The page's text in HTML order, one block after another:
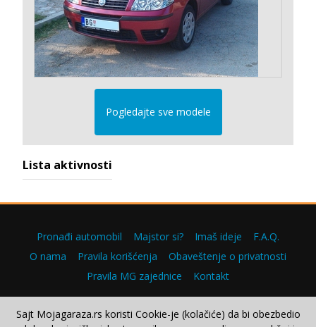
Pogledajte sve modele
Lista aktivnosti
Pronađi automobil Majstor si? Imaš ideje
F.A.Q.
O nama
Pravila korišćenja
Obaveštenje o privatnosti
Pravila MG zajednice
Kontakt
Sajt Mojagaraza.rs koristi Cookie-je (kolačiće) da bi obezbedio